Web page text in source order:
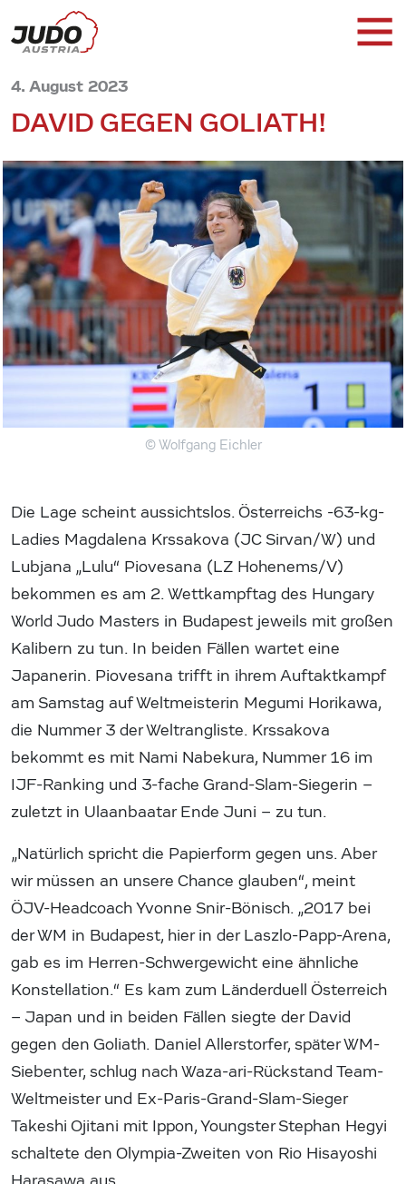
4. August 2023
DAVID GEGEN GOLIATH!
© Wolfgang Eichler
Die Lage scheint aussichtslos. Österreichs -63-kg-
Ladies Magdalena Krssakova (JC Sirvan/W) und
Lubjana „Lulu“ Piovesana (LZ Hohenems/V)
bekommen es am 2. Wettkampftag des Hungary
World Judo Masters in Budapest jeweils mit großen
Kalibern zu tun. In beiden Fällen wartet eine
Japanerin. Piovesana trifft in ihrem Auftaktkampf
am Samstag auf Weltmeisterin Megumi Horikawa,
die Nummer 3 der Weltrangliste. Krssakova
bekommt es mit Nami Nabekura, Nummer 16 im
IJF-Ranking und 3-fache Grand-Slam-Siegerin –
zuletzt in Ulaanbaatar Ende Juni – zu tun.
„Natürlich spricht die Papierform gegen uns. Aber
wir müssen an unsere Chance glauben“, meint
ÖJV-Headcoach Yvonne Snir-Bönisch. „2017 bei
der WM in Budapest, hier in der Laszlo-Papp-Arena,
gab es im Herren-Schwergewicht eine ähnliche
Konstellation.“ Es kam zum Länderduell Österreich
– Japan und in beiden Fällen siegte der David
gegen den Goliath. Daniel Allerstorfer, später WM-
Siebenter, schlug nach Waza-ari-Rückstand Team-
Weltmeister und Ex-Paris-Grand-Slam-Sieger
Takeshi Ojitani mit Ippon, Youngster Stephan Hegyi
schaltete den Olympia-Zweiten von Rio Hisayoshi